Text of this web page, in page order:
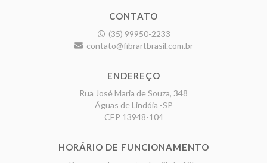
CONTATO
(35) 99950-2233
contato@fibrartbrasil.com.br
ENDEREÇO
Rua José Maria de Souza, 348
Águas de Lindóia -SP
CEP 13948-104
HORÁRIO DE FUNCIONAMENTO